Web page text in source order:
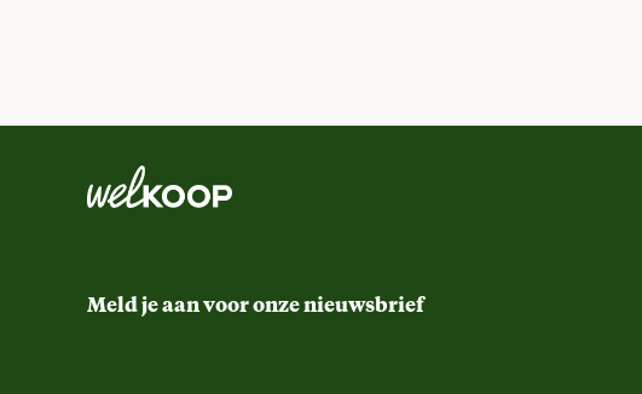
Meld je aan voor onze nieuwsbrief